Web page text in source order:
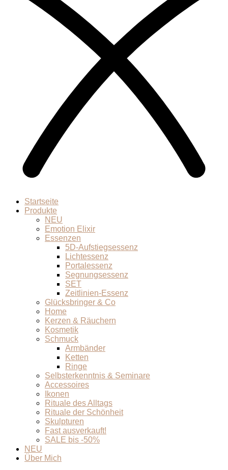
Startseite
Produkte
NEU
Emotion Elixir
Essenzen
5D-Aufstiegsessenz
Lichtessenz
Portalessenz
Segnungsessenz
SET
Zeitlinien-Essenz
Glücksbringer & Co
Home
Kerzen & Räuchern
Kosmetik
Schmuck
Armbänder
Ketten
Ringe
Selbsterkenntnis & Seminare
Accessoires
Ikonen
Rituale des Alltags
Rituale der Schönheit
Skulpturen
Fast ausverkauft!
SALE bis -50%
NEU
Über Mich